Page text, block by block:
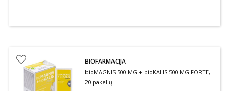
BIOFARMACIJA
bioMAGNIS 500 MG + bioKALIS 500 MG FORTE,
20 pakelių